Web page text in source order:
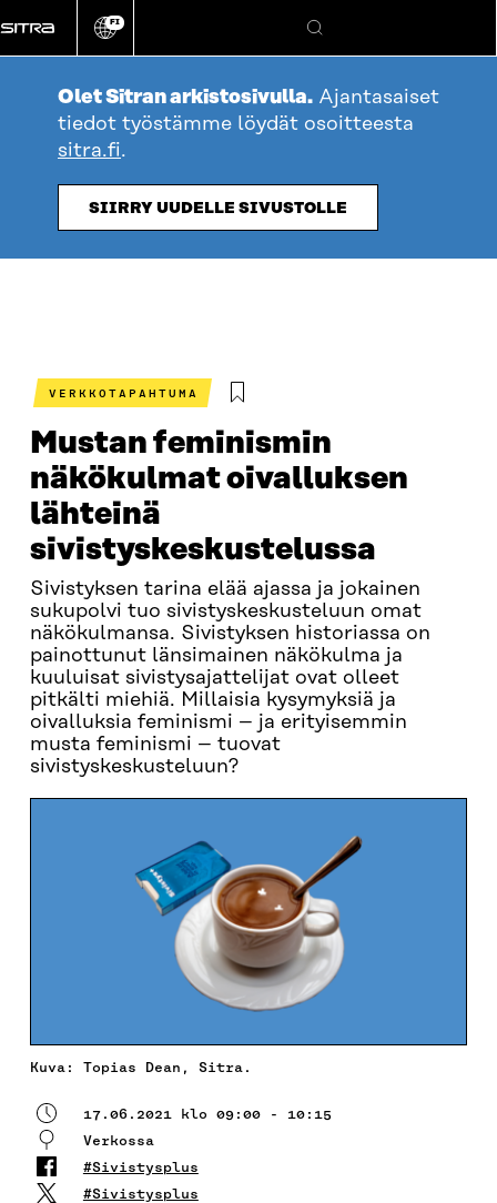
suoraan
sisältöön
Vaihda
kieli
FI
Hae
Olet Sitran arkistosivulla. Ajantasaiset
tiedot työstämme löydät osoitteesta
sitra.fi.
SIIRRY UUDELLE SIVUSTOLLE
VERKKOTAPAHTUMA
Mustan feminismin
näkökulmat oivalluksen
lähteinä
sivistyskeskustelussa
Sivistyksen tarina elää ajassa ja jokainen
sukupolvi tuo sivistyskeskusteluun omat
näkökulmansa. Sivistyksen historiassa on
painottunut länsimainen näkökulma ja
kuuluisat sivistysajattelijat ovat olleet
pitkälti miehiä. Millaisia kysymyksiä ja
oivalluksia feminismi – ja erityisemmin
musta feminismi – tuovat
sivistyskeskusteluun?
Kuva: Topias Dean, Sitra.
17.06.2021 klo 09:00 - 10:15
Verkossa
#Sivistysplus
#Sivistysplus